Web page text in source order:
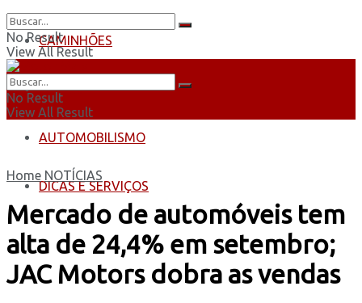
CAMINHÕES
ÔNIBUS
AUTOMOBILISMO
DICAS E SERVIÇOS
No Result
View All Result
No Result
View All Result
Home NOTÍCIAS
Mercado de automóveis tem
alta de 24,4% em setembro;
JAC Motors dobra as vendas